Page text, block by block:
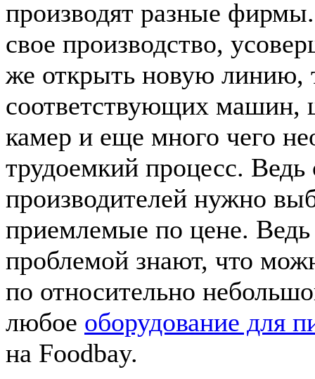
производят разные
свое производство,
же открыть новую линию,
соответствующих машин,
камер и еще много чего
трудоемкий процесс.
производителей нужно
приемлемые по цене. Ведь
проблемой знают, что
по относительно
любое оборудование для
на Foodbay.